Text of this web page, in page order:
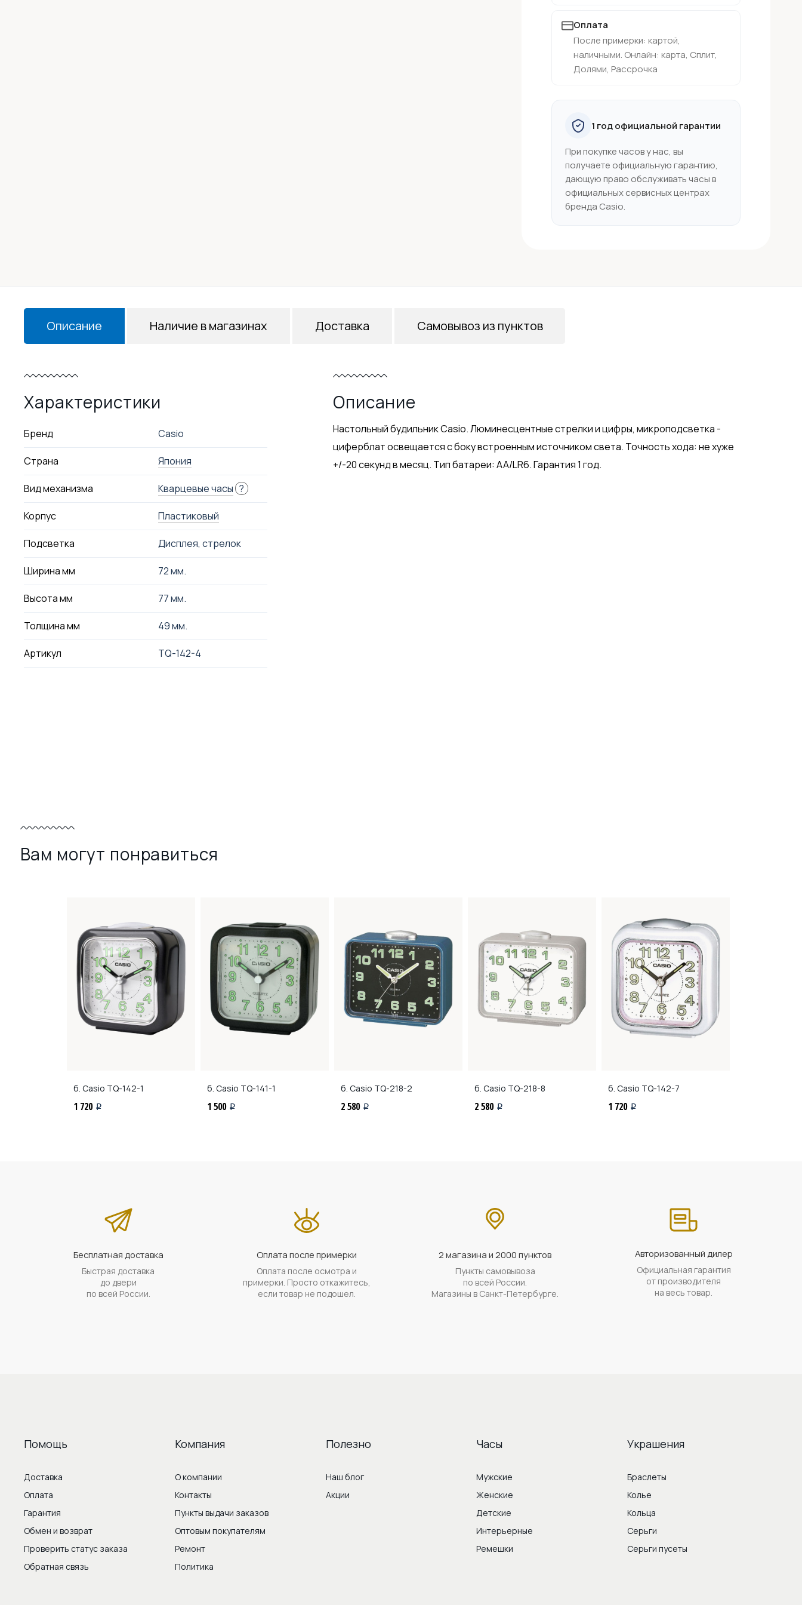
Оплата
После примерки: картой,
наличными. Онлайн: карта, Сплит,
Долями, Рассрочка
1 год официальной гарантии
При покупке часов у нас, вы
получаете официальную гарантию,
дающую право обслуживать часы в
официальных сервисных центрах
бренда Casio.
Описание
Характеристики
Бренд Casio
Страна Япония
Вид механизма Кварцевые часы ?
Корпус Пластиковый
Подсветка Дисплея, стрелок
Ширина мм 72 мм.
Высота мм 77 мм.
Толщина мм 49 мм.
Артикул TQ-142-4
Описание
Настольный будильник Casio. Люминесцентные стрелки и цифры, микроподсветка -
циферблат освещается с боку встроенным источником света. Точность хода: не хуже
+/-20 секунд в месяц. Тип батареи: AA/LR6. Гарантия 1 год.
Наличие в магазинах Доставка Самовывоз из пунктов
Вам могут понравиться
б. Casio TQ-142-1
1 720 i
б. Casio TQ-141-1
1 500 i
б. Casio TQ-218-2
2 580 i
б. Casio TQ-218-8
2 580 i
б. Casio TQ-142-7
1 720 i
Бесплатная доставка
Быстрая доставка
до двери
по всей России.
Оплата после примерки
Оплата после осмотра и
примерки. Просто откажитесь,
если товар не подошел.
2 магазина и 2000 пунктов
Пункты самовывоза
по всей России.
Магазины в Санкт-Петербурге.
Авторизованный дилер
Официальная гарантия
от производителя
на весь товар.
Помощь
Доставка
Оплата
Гарантия
Обмен и возврат
Проверить статус заказа
Обратная связь
Компания
О компании
Контакты
Пункты выдачи заказов
Оптовым покупателям
Ремонт
Политика
Полезно
Наш блог
Акции
Часы
Мужские
Женские
Детские
Интерьерные
Ремешки
Украшения
Браслеты
Колье
Кольца
Серьги
Серьги пусеты